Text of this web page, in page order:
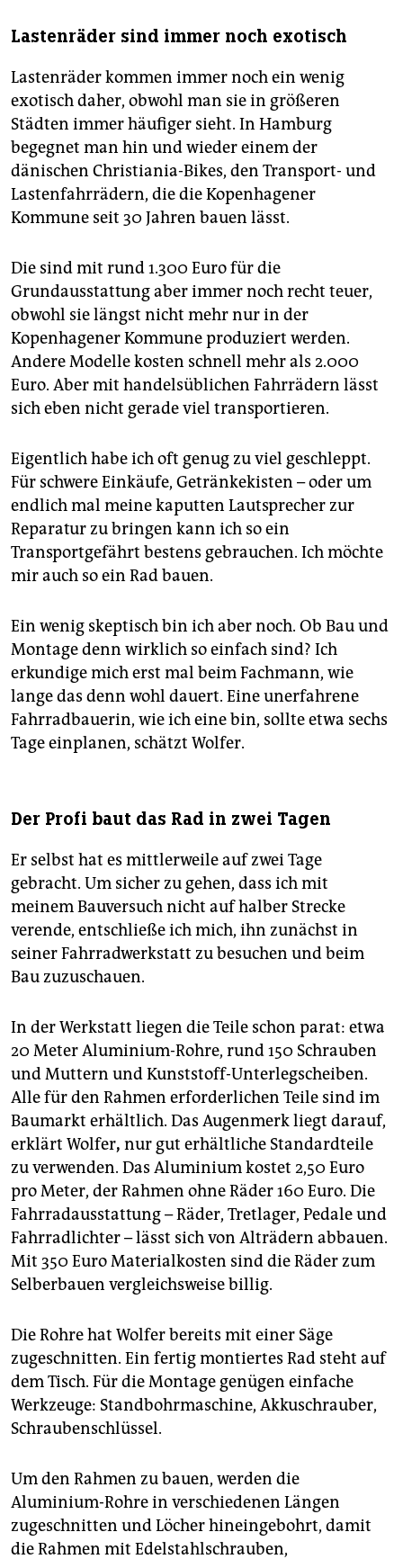
Lastenräder sind immer noch exotisch
Lastenräder kommen immer noch ein wenig
exotisch daher, obwohl man sie in größeren
Städten immer häufiger sieht. In Hamburg
begegnet man hin und wieder einem der
dänischen Christiania-Bikes, den Transport- und
Lastenfahrrädern, die die Kopenhagener
Kommune seit 30 Jahren bauen lässt.
Die sind mit rund 1.300 Euro für die
Grundausstattung aber immer noch recht teuer,
obwohl sie längst nicht mehr nur in der
Kopenhagener Kommune produziert werden.
Andere Modelle kosten schnell mehr als 2.000
Euro. Aber mit handelsüblichen Fahrrädern lässt
sich eben nicht gerade viel transportieren.
Eigentlich habe ich oft genug zu viel geschleppt.
Für schwere Einkäufe, Getränkekisten – oder um
endlich mal meine kaputten Lautsprecher zur
Reparatur zu bringen kann ich so ein
Transportgefährt bestens gebrauchen. Ich möchte
mir auch so ein Rad bauen.
Ein wenig skeptisch bin ich aber noch. Ob Bau und
Montage denn wirklich so einfach sind? Ich
erkundige mich erst mal beim Fachmann, wie
lange das denn wohl dauert. Eine unerfahrene
Fahrradbauerin, wie ich eine bin, sollte etwa sechs
Tage einplanen, schätzt Wolfer.
Der Profi baut das Rad in zwei Tagen
Er selbst hat es mittlerweile auf zwei Tage
gebracht. Um sicher zu gehen, dass ich mit
meinem Bauversuch nicht auf halber Strecke
verende, entschließe ich mich, ihn zunächst in
seiner Fahrradwerkstatt zu besuchen und beim
Bau zuzuschauen.
In der Werkstatt liegen die Teile schon parat: etwa
20 Meter Aluminium-Rohre, rund 150 Schrauben
und Muttern und Kunststoff-Unterlegscheiben.
Alle für den Rahmen erforderlichen Teile sind im
Baumarkt erhältlich. Das Augenmerk liegt darauf,
erklärt Wolfer, nur gut erhältliche Standardteile
zu verwenden. Das Aluminium kostet 2,50 Euro
pro Meter, der Rahmen ohne Räder 160 Euro. Die
Fahrradausstattung – Räder, Tretlager, Pedale und
Fahrradlichter – lässt sich von Alträdern abbauen.
Mit 350 Euro Materialkosten sind die Räder zum
Selberbauen vergleichsweise billig.
Die Rohre hat Wolfer bereits mit einer Säge
zugeschnitten. Ein fertig montiertes Rad steht auf
dem Tisch. Für die Montage genügen einfache
Werkzeuge: Standbohrmaschine, Akkuschrauber,
Schraubenschlüssel.
Um den Rahmen zu bauen, werden die
Aluminium-Rohre in verschiedenen Längen
zugeschnitten und Löcher hineingebohrt, damit
die Rahmen mit Edelstahlschrauben,